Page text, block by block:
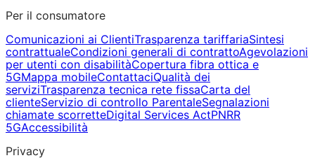
Per il consumatore
Comunicazioni ai ClientiTrasparenza tariffariaSintesi
contrattualeCondizioni generali di contrattoAgevolazioni
per utenti con disabilitàCopertura fibra ottica e
5GMappa mobileContattaciQualità dei
serviziTrasparenza tecnica rete fissaCarta del
clienteServizio di controllo ParentaleSegnalazioni
chiamate scorretteDigital Services ActPNRR
5GAccessibilità
Privacy